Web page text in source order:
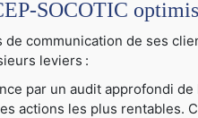
SOCOTIC
de communication de ses
leviers :
par un audit approfondi
actions les plus rentables.